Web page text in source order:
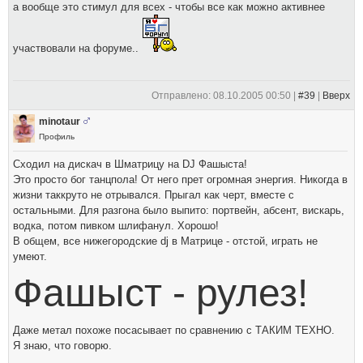
а вообще это стимул для всех - чтобы все как можно активнее
участвовали на форуме..
Отправлено: 08.10.2005 00:50 | #39 Вверх
minotaur
Профиль
Сходил на дискач в Шматрицу на DJ Фашыста!
Это просто бог танцпола! От него прет огромная энергия. Никогда в
жизни таккруто не отрывался. Прыгал как черт, вместе с
остальными. Для разгона было выпито: портвейн, абсент, вискарь,
водка, потом пивком шлифанул. Хорошо!
В общем, все нижегородские dj в Матрице - отстой, играть не
умеют.
Фашыст - рулез!
Даже метал похоже посасывает по сравнению с ТАКИМ ТЕХНО.
Я знаю, что говорю.